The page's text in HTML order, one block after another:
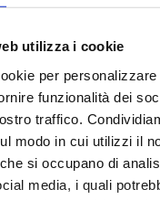
utilizza i cookie
per
funzionalità dei
traffico.
modo in cui utilizzi il
si occupano di
media, i quali